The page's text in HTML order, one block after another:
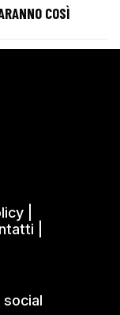
COSÌ
social